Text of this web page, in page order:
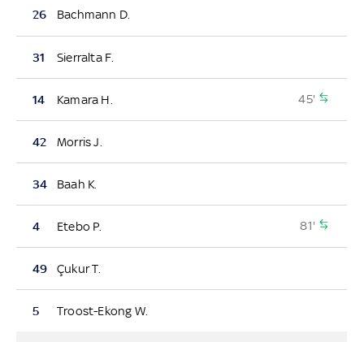
26 Bachmann D.
31 Sierralta F.
14 Kamara H. 45'
42 Morris J.
34 Baah K.
4 Etebo P. 81'
49 Çukur T.
5 Troost-Ekong W.